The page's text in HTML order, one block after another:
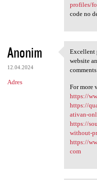
profiles/
code no
Anonim
12.04.2024
Adres
Excellent
website
For more
https://
https://
ativan-
https://
without-
https://
com